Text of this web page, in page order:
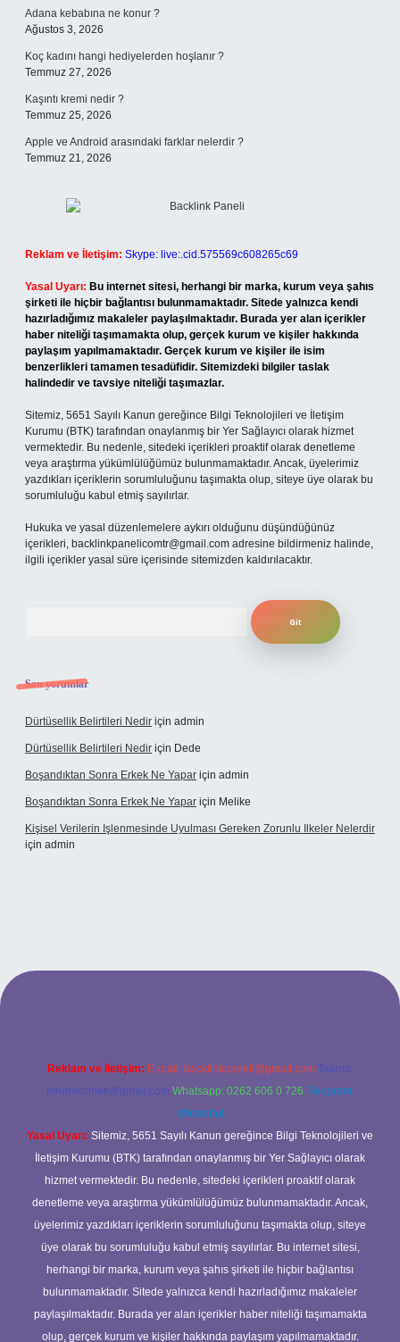
Adana kebabına ne konur ?
Ağustos 3, 2026
Koç kadını hangi hediyelerden hoşlanır ?
Temmuz 27, 2026
Kaşıntı kremi nedir ?
Temmuz 25, 2026
Apple ve Android arasındaki farklar nelerdir ?
Temmuz 21, 2026
Reklam ve İletişim: Skype: live:.cid.575569c608265c69
Yasal Uyarı: Bu internet sitesi, herhangi bir marka, kurum veya şahıs
şirketi ile hiçbir bağlantısı bulunmamaktadır. Sitede yalnızca kendi
hazırladığımız makaleler paylaşılmaktadır. Burada yer alan içerikler
haber niteliği taşımamakta olup, gerçek kurum ve kişiler hakkında
paylaşım yapılmamaktadır. Gerçek kurum ve kişiler ile isim
benzerlikleri tamamen tesadüfidir. Sitemizdeki bilgiler taslak
halindedir ve tavsiye niteliği taşımazlar.
Sitemiz, 5651 Sayılı Kanun gereğince Bilgi Teknolojileri ve İletişim
Kurumu (BTK) tarafından onaylanmış bir Yer Sağlayıcı olarak hizmet
vermektedir. Bu nedenle, sitedeki içerikleri proaktif olarak denetleme
veya araştırma yükümlülüğümüz bulunmamaktadır. Ancak, üyelerimiz
yazdıkları içeriklerin sorumluluğunu taşımakta olup, siteye üye olarak bu
sorumluluğu kabul etmiş sayılırlar.
Hukuka ve yasal düzenlemelere aykırı olduğunu düşündüğünüz
içerikleri, backlinkpanelicomtr@gmail.com adresine bildirmeniz halinde,
ilgili içerikler yasal süre içerisinde sitemizden kaldırılacaktır.
Son yorumlar
Dürtüsellik Belirtileri Nedir için admin
Dürtüsellik Belirtileri Nedir için Dede
Boşandıktan Sonra Erkek Ne Yapar için admin
Boşandıktan Sonra Erkek Ne Yapar için Melike
Kişisel Verilerin Işlenmesinde Uyulması Gereken Zorunlu Ilkeler Nelerdir
için admin
Reklam ve İletişim: E-mail: backlinkpaneli@gmail.com Teams:
forumhizmeti@gmail.com Whatsapp: 0262 606 0 726 Telegram:
@karabul
Yasal Uyarı: Sitemiz, 5651 Sayılı Kanun gereğince Bilgi Teknolojileri ve
İletişim Kurumu (BTK) tarafından onaylanmış bir Yer Sağlayıcı olarak
hizmet vermektedir. Bu nedenle, sitedeki içerikleri proaktif olarak
denetleme veya araştırma yükümlülüğümüz bulunmamaktadır. Ancak,
üyelerimiz yazdıkları içeriklerin sorumluluğunu taşımakta olup, siteye
üye olarak bu sorumluluğu kabul etmiş sayılırlar. Bu internet sitesi,
herhangi bir marka, kurum veya şahıs şirketi ile hiçbir bağlantısı
bulunmamaktadır. Sitede yalnızca kendi hazırladığımız makaleler
paylaşılmaktadır. Burada yer alan içerikler haber niteliği taşımamakta
olup, gerçek kurum ve kişiler hakkında paylaşım yapılmamaktadır.